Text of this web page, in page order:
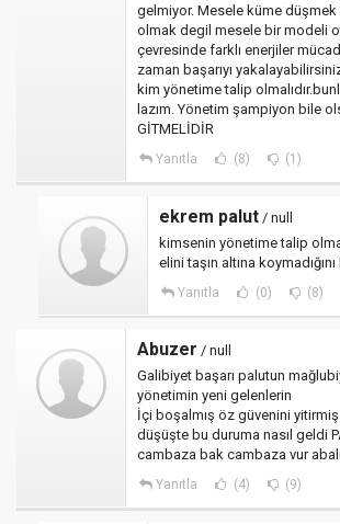
gelmiyor. Mesele küme düşmek
olmak degil mesele bir modeli
çevresinde farklı enerjiler
zaman başarıyı
kim yönetime talip
lazım. Yönetim şampiyon bile
GİTMELİDİR
Yanıtla (8) (1)
ekrem palut / null
kimsenin yönetime talip
elini taşın altına koymadığını
Yanıtla (0) (8)
Abuzer / null
Galibiyet başarı palutun
yönetimin yeni gelenlerin
İçi boşalmış öz güvenini
düşüşte bu duruma nasıl geldi
cambaza bak cambaza vur
Yanıtla (4) (9)